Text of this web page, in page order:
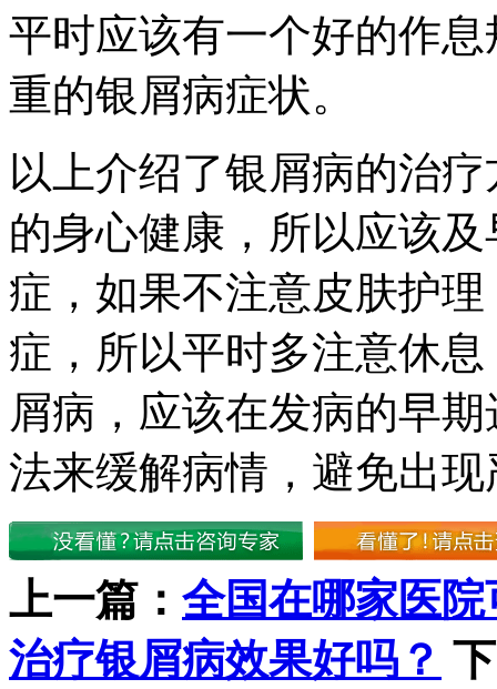
平时应该有一个好的作
重的银屑病症状。
以上介绍了银屑病的治
的身心健康，所以应该
症，如果不注意皮肤护
症，所以平时多注意休
屑病，应该在发病的早
法来缓解病情，避免出
上一篇： 全国在哪家医
治疗银屑病效果好吗？